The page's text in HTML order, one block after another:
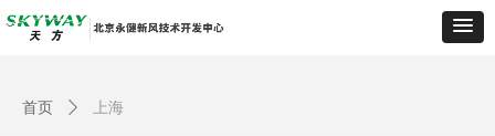
首页 ꄲ 上海